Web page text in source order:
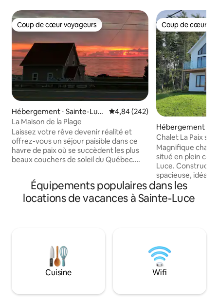
Coup de cœur voyageurs
Coup de cœur voyageurs
Hébergement ⋅ Sainte-Luc
e
Évaluation moyenne sur la
4,84 (242)
La Maison de la Plage
Laissez votre rêve devenir réalité et
offrez-vous un séjour paisible dans ce
havre de paix où se succèdent les plus
beaux couchers de soleil du Québec.
un grand terrain où vos enfants
pourront jouer en sécurité, un foyer, un
accès à une large plage de sable et une
Coup de cœur
Coup de cœur
Hébergement ⋅
Chalet La Paix sur
Magnifique
situé en plein
Luce.
spacieuse, idéale
famille. À
plage. 3
possibilité
séjour des plus
312328) Le Spa
l'hiver (novembre
Équipements populaires dans les
locations de vacances à Sainte-Luce
Cuisine Wifi